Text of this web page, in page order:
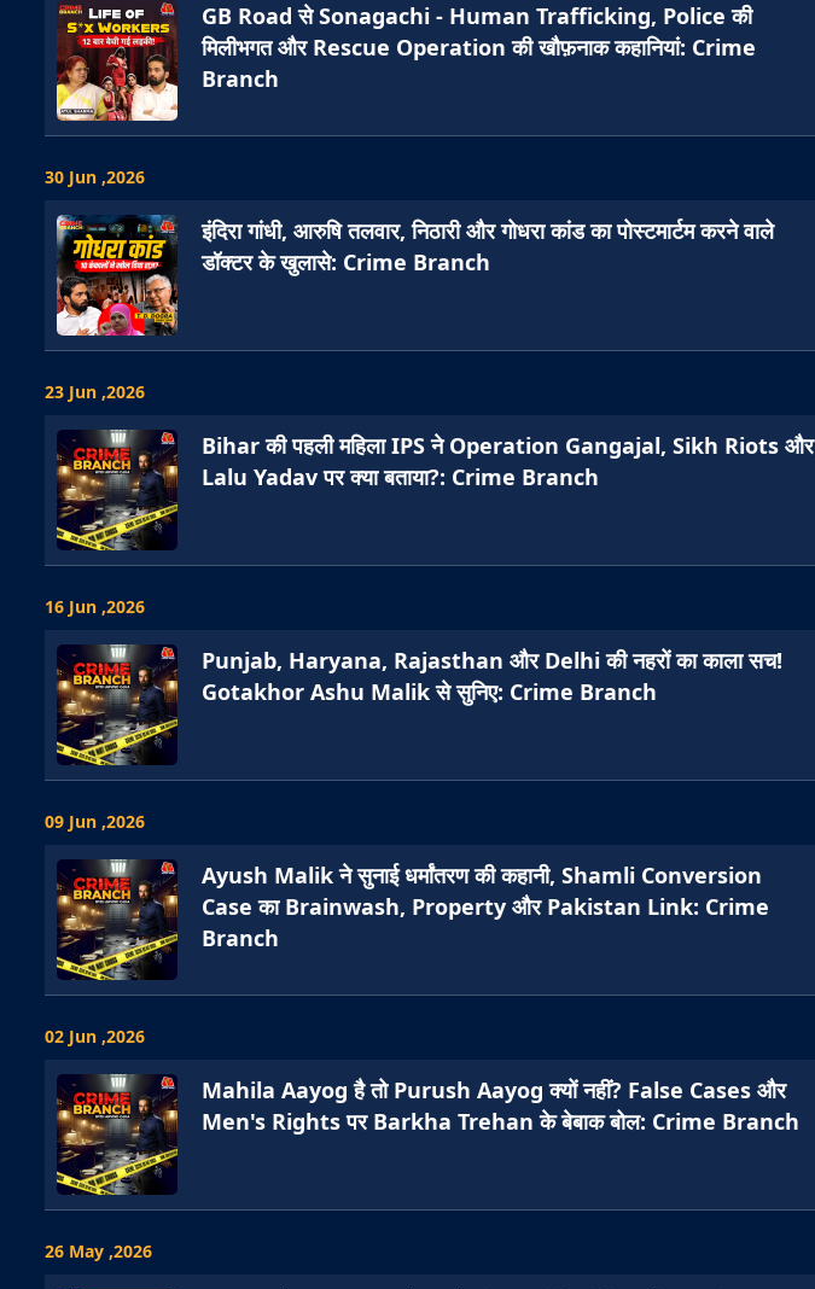
GB Road से Sonagachi - Human Trafficking, Police की
मिलीभगत और Rescue Operation की खौफ़नाक कहानियां: Crime
Branch
30 Jun ,2026
इंदिरा गांधी, आरुषि तलवार, निठारी और गोधरा कांड का पोस्टमार्टम करने वाले
डॉक्टर के खुलासे: Crime Branch
23 Jun ,2026
Bihar की पहली महिला IPS ने Operation Gangajal, Sikh Riots और
Lalu Yadav पर क्या बताया?: Crime Branch
16 Jun ,2026
Punjab, Haryana, Rajasthan और Delhi की नहरों का काला सच!
Gotakhor Ashu Malik से सुनिए: Crime Branch
09 Jun ,2026
Ayush Malik ने सुनाई धर्मांतरण की कहानी, Shamli Conversion
Case का Brainwash, Property और Pakistan Link: Crime
Branch
02 Jun ,2026
Mahila Aayog है तो Purush Aayog क्यों नहीं? False Cases और
Men's Rights पर Barkha Trehan के बेबाक बोल: Crime Branch
26 May ,2026